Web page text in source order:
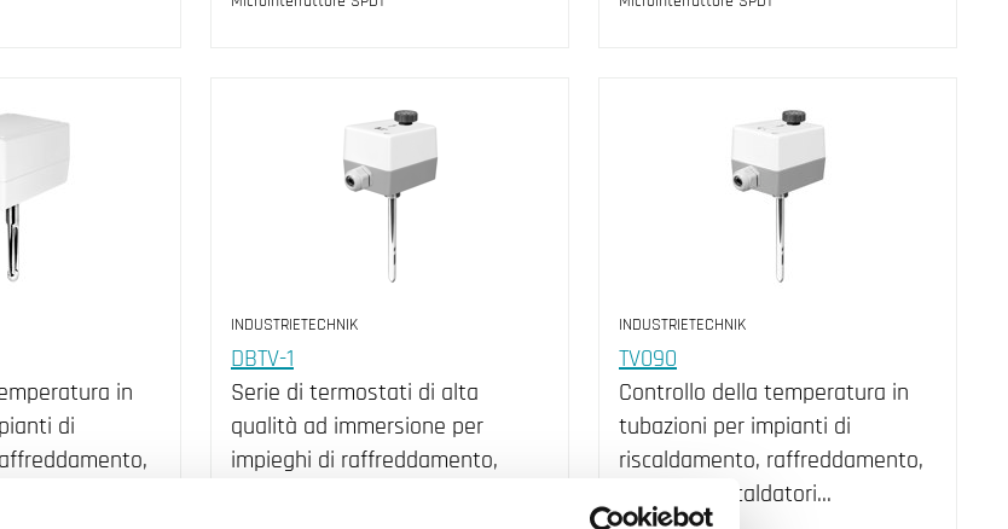
in
di
INDUSTRIETECHNIK
DBTV-1
Serie di termostati di alta
qualità ad immersione per
impieghi di raffreddamento,
INDUSTRIETECHNIK
TV090
Controllo della temperatura in
tubazioni per impianti di
riscaldamento, raffreddamento,
caldaie e riscaldatori…